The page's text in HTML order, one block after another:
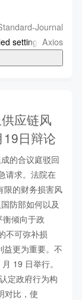
about its
Journal
settings Axios
应链风
日辩论
的合议庭驳回
请求。法院在
限的财务损害风
防部如何以及
衡倾向于政
不可弥补损
益更为重要。不
19 日举行。
定政府行为构
对比，使